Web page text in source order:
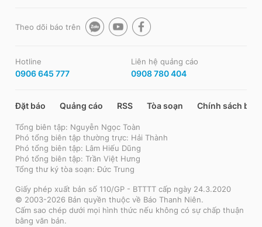
Theo dõi báo trên
Hotline
0906 645 777
Liên hệ quảng cáo
0908 780 404
Đặt báo Quảng cáo RSS Tòa soạn Chính sách bảo
Tổng biên tập: Nguyễn Ngọc Toàn
Phó tổng biên tập thường trực: Hải Thành
Phó tổng biên tập: Lâm Hiếu Dũng
Phó tổng biên tập: Trần Việt Hưng
Tổng thư ký tòa soạn: Đức Trung
Giấy phép xuất bản số 110/GP - BTTTT cấp ngày 24.3.2020
© 2003-2026 Bản quyền thuộc về Báo Thanh Niên.
Cấm sao chép dưới mọi hình thức nếu không có sự chấp thuận
bằng văn bản.